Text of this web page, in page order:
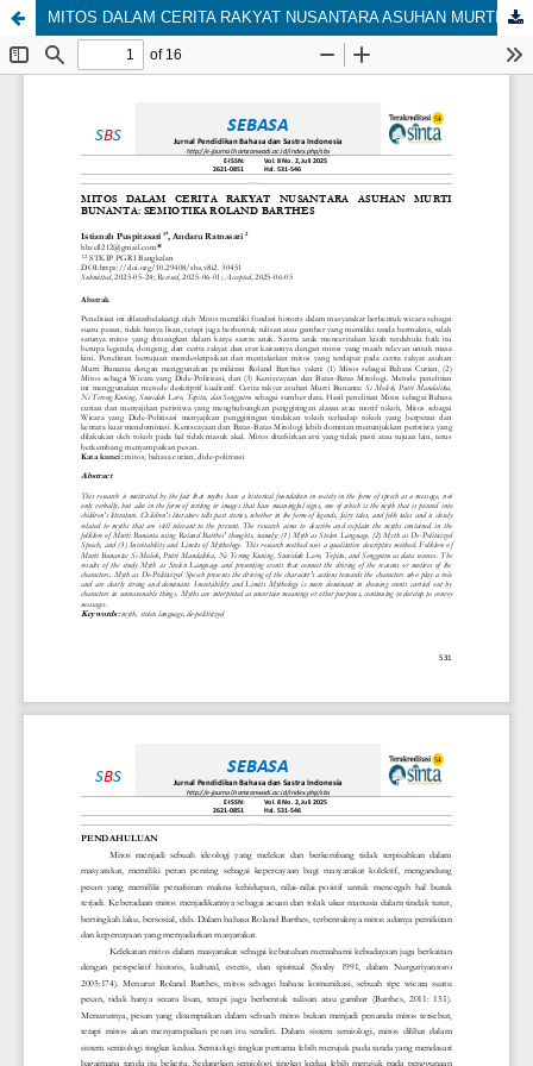
MITOS DALAM CERITA RAKYAT NUSANTARA ASUHAN MURTI BUNANTA: SEMIOTIKA ROLAND BARTHES